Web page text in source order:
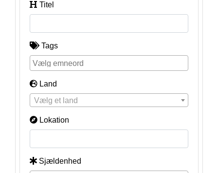
Titel
Tags
Land
Vælg et land
Lokation
Sjældenhed